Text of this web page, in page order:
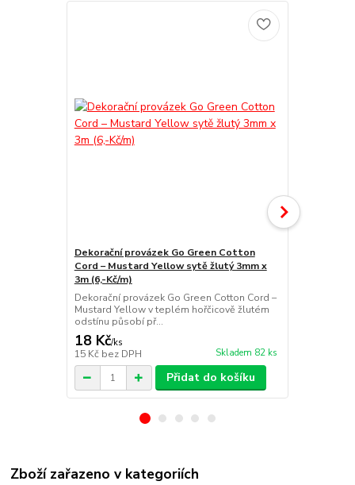
Dekorační provázek Go Green Cotton
Cord – Mustard Yellow sytě žlutý 3mm x
3m (6,-Kč/m)
Dekorační provázek Go Green Cotton Cord –
Mustard Yellow v teplém hořčicově žlutém
odstínu působí př...
18 Kč/ks
15 Kč bez DPH Skladem 82 ks
Přidat do košíku
Zboží zařazeno v kategoriích